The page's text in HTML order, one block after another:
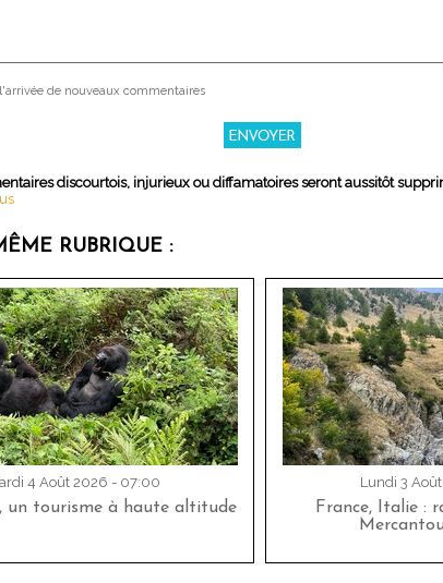
de nouveaux commentaires
discourtois, injurieux ou diffamatoires seront aussitôt
RUBRIQUE :
4 Août 2026 - 07:00
un tourisme à haute altitude
Lundi 3
France, Italie :